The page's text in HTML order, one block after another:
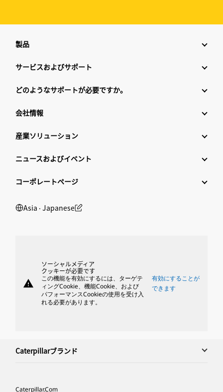
製品
サービスおよびサポート
どのようなサポートが必要ですか。
会社情報
産業ソリューション
ニュースおよびイベント
コーポレートページ
Asia ‧ Japanese
warning
ソーシャルメディア
クッキーが必要です
この機能を有効にするには、ターゲテ
ィングCookie、機能Cookie、および
パフォーマンスCookieの使用を受け入
れる必要があります。
有効にすることが
できます
Caterpillarブランド
Caterpillar.com